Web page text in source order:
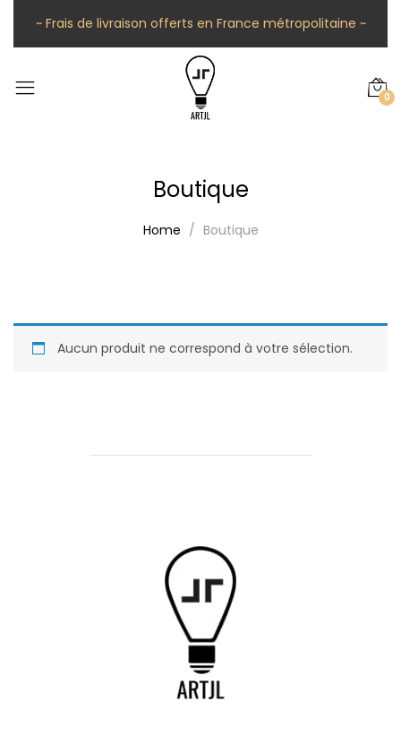
~ Frais de livraison offerts en France métropolitaine ~
0
Boutique
Home Boutique
Aucun produit ne correspond à votre sélection.